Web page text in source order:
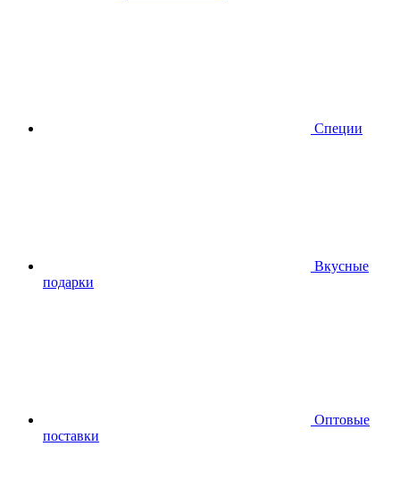
Специи
Вкусные
подарки
Оптовые
поставки